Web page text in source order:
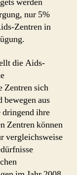
nur 5%
Zentren in
die Aids-
Zentren sich
aus
dringend ihre
Zentren können
vergleichsweise